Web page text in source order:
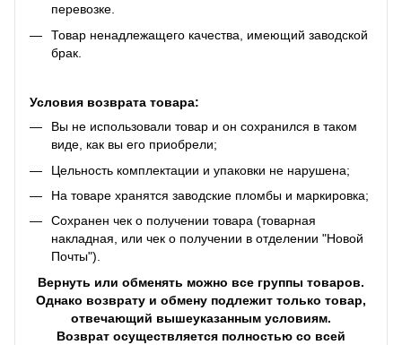
перевозке.
Товар ненадлежащего качества, имеющий заводской
брак.
Условия возврата товара:
Вы не использовали товар и он сохранился в таком
виде, как вы его приобрели;
Цельность комплектации и упаковки не нарушена;
На товаре хранятся заводские пломбы и маркировка;
Сохранен чек о получении товара (товарная
накладная, или чек о получении в отделении "Новой
Почты").
Вернуть или обменять можно все группы товаров.
Однако возврату и обмену подлежит только товар,
отвечающий вышеуказанным условиям.
Возврат осуществляется полностью со всей